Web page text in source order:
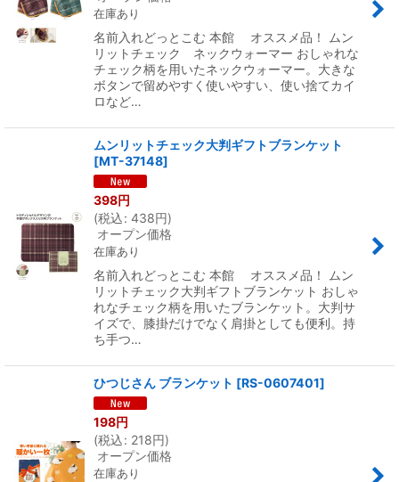
在庫あり
名前入れどっとこむ 本館 オススメ品！ ムン
リットチェック ネックウォーマー おしゃれな
チェック柄を用いたネックウォーマー。大きな
ボタンで留めやすく使いやすい、使い捨てカイ
ロなど…
ムンリットチェック大判ギフトブランケット
[MT-37148]
398円
(税込: 438円)
オープン価格
在庫あり
名前入れどっとこむ 本館 オススメ品！ ムン
リットチェック大判ギフトブランケット おしゃ
れなチェック柄を用いたブランケット。大判サ
イズで、膝掛だけでなく肩掛としても便利。持
ち手つ…
ひつじさん ブランケット [RS-0607401]
198円
(税込: 218円)
オープン価格
在庫あり